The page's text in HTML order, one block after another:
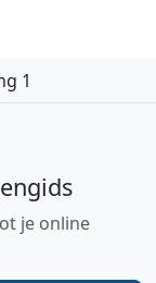
1
je online